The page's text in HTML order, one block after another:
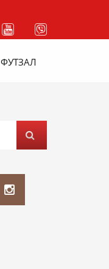
ФУТЗАЛ